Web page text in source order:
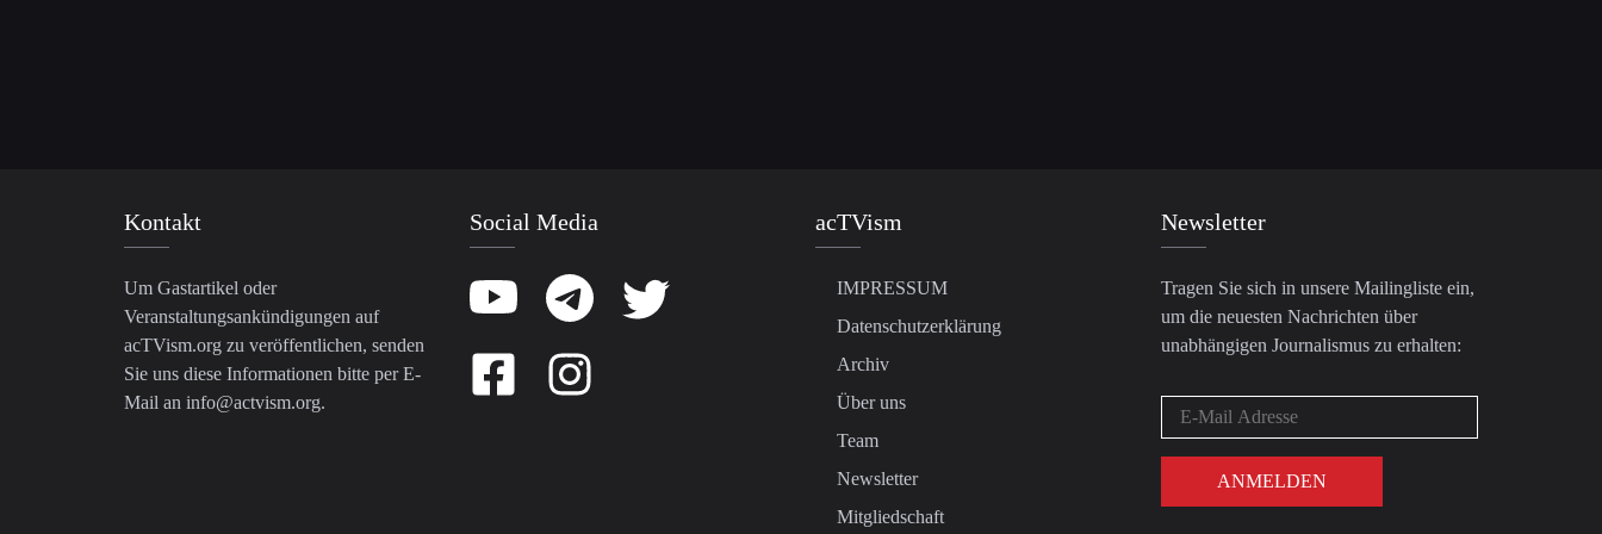
Kontakt
Um Gastartikel oder
Veranstaltungsankündigungen auf
acTVism.org zu veröffentlichen, senden
Sie uns diese Informationen bitte per E-
Mail an info@actvism.org.
Social Media acTVism
IMPRESSUM
Datenschutzerklärung
Archiv
Über uns
Team
Newsletter
Mitgliedschaft
Newsletter
Tragen Sie sich in unsere Mailingliste ein,
um die neuesten Nachrichten über
unabhängigen Journalismus zu erhalten: